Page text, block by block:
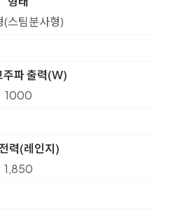
(스팀분사형)
주파 출력(W)
1000
력(레인지)
1,850